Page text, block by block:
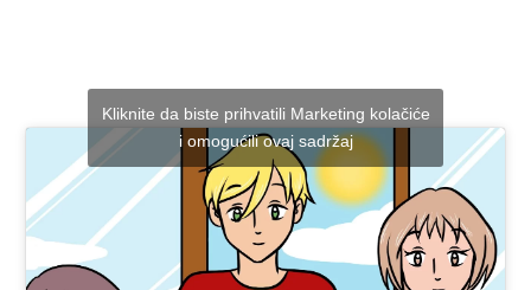
Kliknite da biste prihvatili Marketing kolačiće
i omogućili ovaj sadržaj